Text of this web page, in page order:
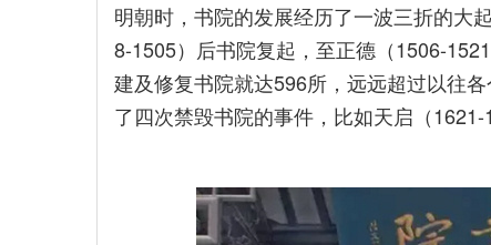
明朝时，书院的发展经历了一波三折的大
8-1505）后书院复起，至正德（1506-
建及修复书院就达596所，远远超过以往
了四次禁毁书院的事件，比如天启（1621-